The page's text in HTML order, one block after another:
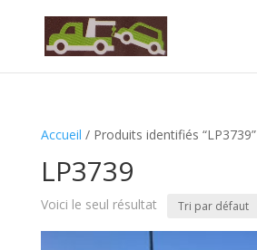
Accueil / Produits identifiés “LP3739”
LP3739
Voici le seul résultat